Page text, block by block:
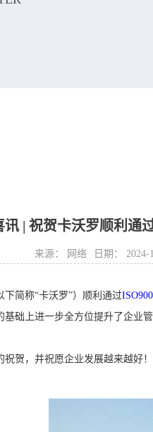
讯 | 祝贺卡沃罗顺利通
来源： 网络 日期： 2024-
简称“卡沃罗”）顺利通过
础上进一步全方位提升了企业
祝贺，并祝愿企业发展越来越好